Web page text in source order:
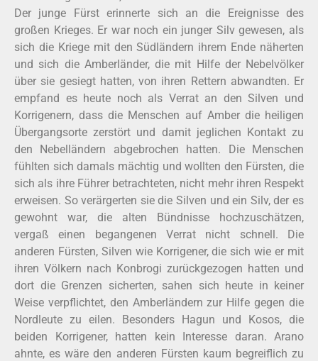
Der junge Fürst erinnerte sich an die Ereignisse des
großen Krieges. Er war noch ein junger Silv gewesen, als
sich die Kriege mit den Südländern ihrem Ende näherten
und sich die Amberländer, die mit Hilfe der Nebelvölker
über sie gesiegt hatten, von ihren Rettern abwandten. Er
empfand es heute noch als Verrat an den Silven und
Korrigenern, dass die Menschen auf Amber die heiligen
Übergangsorte zerstört und damit jeglichen Kontakt zu
den Nebelländern abgebrochen hatten. Die Menschen
fühlten sich damals mächtig und wollten den Fürsten, die
sich als ihre Führer betrachteten, nicht mehr ihren Respekt
erweisen. So verärgerten sie die Silven und ein Silv, der es
gewohnt war, die alten Bündnisse hochzuschätzen,
vergaß einen begangenen Verrat nicht schnell. Die
anderen Fürsten, Silven wie Korrigener, die sich wie er mit
ihren Völkern nach Konbrogi zurückgezogen hatten und
dort die Grenzen sicherten, sahen sich heute in keiner
Weise verpflichtet, den Amberländern zur Hilfe gegen die
Nordleute zu eilen. Besonders Hagun und Kosos, die
beiden Korrigener, hatten kein Interesse daran. Arano
ahnte, es wäre den anderen Fürsten kaum begreiflich zu